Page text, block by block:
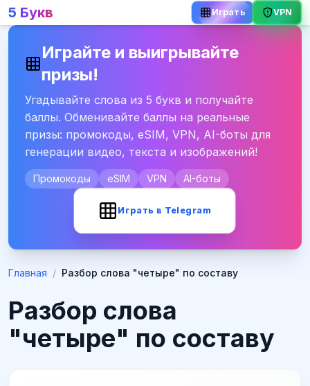
5 Букв Играть VPN
Играйте и выигрывайте
призы!
Угадывайте слова из 5 букв и получайте
баллы. Обменивайте баллы на реальные
призы: промокоды, eSIM, VPN, AI-боты для
генерации видео, текста и изображений!
Промокоды eSIM VPN AI-боты
Играть в Telegram
Главная / Разбор слова "четыре" по составу
Разбор слова
"четыре" по составу